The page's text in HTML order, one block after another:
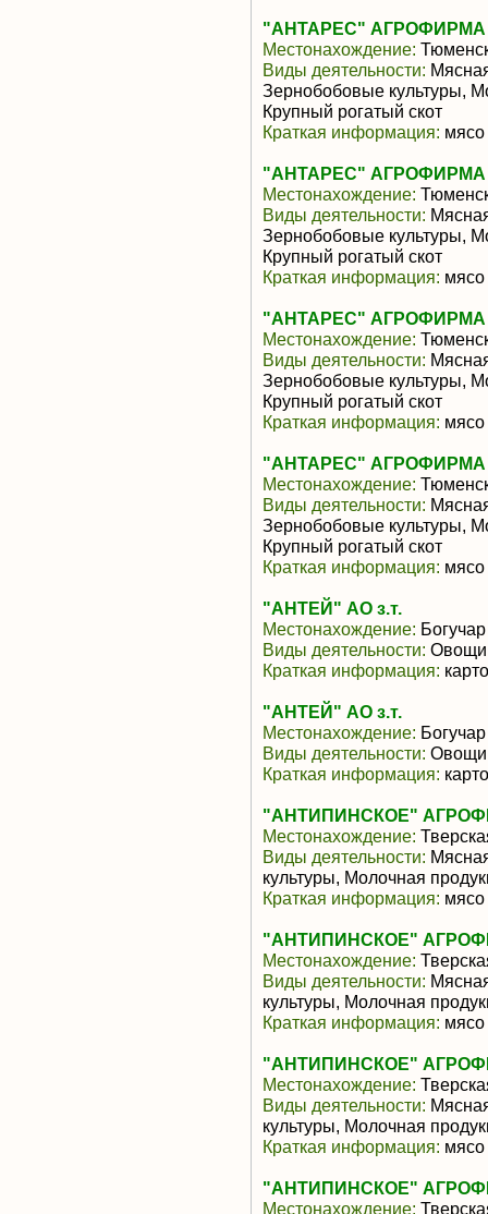
"АНТАРЕС" АГРОФИРМА
Местонахождение:
Виды деятельности:
Зернобобовые культуры,
Крупный рогатый скот
Краткая информация: мясо
"АНТАРЕС" АГРОФИРМА
Местонахождение:
Виды деятельности:
Зернобобовые культуры,
Крупный рогатый скот
Краткая информация: мясо
"АНТАРЕС" АГРОФИРМА
Местонахождение:
Виды деятельности:
Зернобобовые культуры,
Крупный рогатый скот
Краткая информация: мясо
"АНТАРЕС" АГРОФИРМА
Местонахождение:
Виды деятельности:
Зернобобовые культуры,
Крупный рогатый скот
Краткая информация: мясо
"АНТЕЙ" АО з.т.
Местонахождение: Богучар
Виды деятельности:
Краткая информация:
"АНТЕЙ" АО з.т.
Местонахождение: Богучар
Виды деятельности:
Краткая информация:
"АНТИПИНСКОЕ"
Местонахождение:
Виды деятельности:
культуры, Молочная
Краткая информация: мясо
"АНТИПИНСКОЕ"
Местонахождение:
Виды деятельности:
культуры, Молочная
Краткая информация: мясо
"АНТИПИНСКОЕ"
Местонахождение:
Виды деятельности:
культуры, Молочная
Краткая информация: мясо
"АНТИПИНСКОЕ"
Местонахождение: